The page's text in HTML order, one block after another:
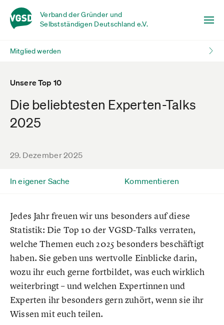
Verband der Gründer und
Selbstständigen Deutschland e.V.
Mitglied werden
Unsere Top 10
Die beliebtesten Experten-Talks
2025
29. Dezember 2025
In eigener Sache Kommentieren
Jedes Jahr freuen wir uns besonders auf diese
Statistik: Die Top 10 der VGSD-Talks verraten,
welche Themen euch 2025 besonders beschäftigt
haben. Sie geben uns wertvolle Einblicke darin,
wozu ihr euch gerne fortbildet, was euch wirklich
weiterbringt – und welchen Expertinnen und
Experten ihr besonders gern zuhört, wenn sie ihr
Wissen mit euch teilen.